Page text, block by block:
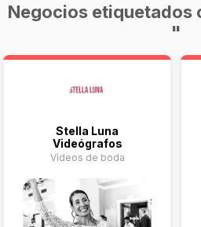
Negocios etiquetados
"
Stella Luna
Videógrafos
Vídeos de boda